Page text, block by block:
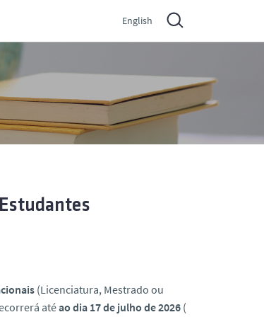
English
(Licenciatura, Mestrado ou
atéao dia 17 de julho de 2026 (